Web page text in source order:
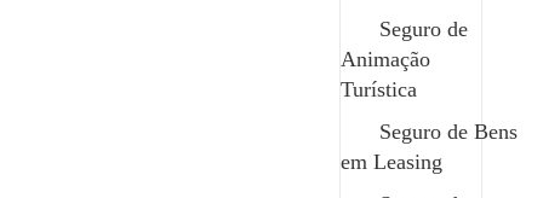
Seguro de
Animação
Turística
Seguro de Bens
em Leasing